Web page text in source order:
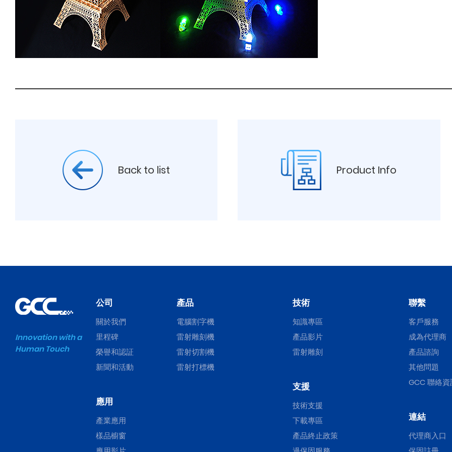
Back to list Product Info
Innovation with a
Human Touch
公司
關於我們
里程碑
榮譽和認証
新聞和活動
應用
產業應用
樣品櫥窗
產品
電腦割字機
雷射雕刻機
雷射切割機
雷射打標機
技術
知識專區
產品影片
雷射雕刻
支援
技術支援
下載專區
產品終止政策
聯繫
客戶服務
成為代理商
產品諮詢
其他問題
GCC 聯絡資
連結
代理商入口